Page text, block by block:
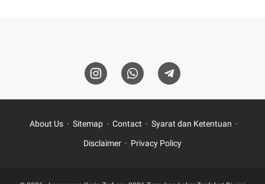
About Us Sitemap Contact Syarat dan Ketentuan
Disclaimer Privacy Policy